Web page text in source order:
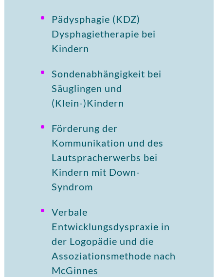
Pädysphagie (KDZ)
Dysphagietherapie bei
Kindern
Sondenabhängigkeit bei
Säuglingen und
(Klein-)Kindern
Förderung der
Kommunikation und des
Lautspracherwerbs bei
Kindern mit Down-
Syndrom
Verbale
Entwicklungsdyspraxie in
der Logopädie und die
Assoziationsmethode nach
McGinnes